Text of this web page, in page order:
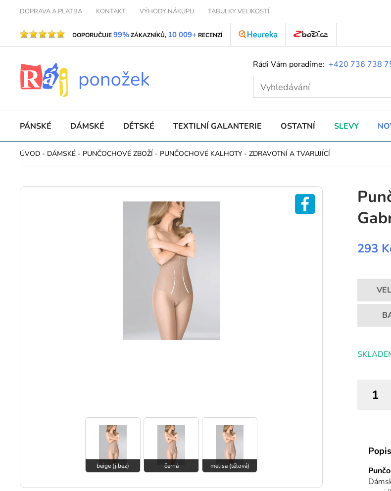
DOPRAVA A PLATBA KONTAKT VÝHODY NÁKUPU TABULKY VELIKOSTÍ
DOPORUČUJE99%ZÁKAZNÍKŮ, 10 009+ RECENZÍ
Rádi Vám poradíme: +420 736 738
PÁNSKÉ DÁMSKÉ DĚTSKÉ TEXTILNÍ GALANTERIE OSTATNÍ SLEVY
ÚVOD - DÁMSKÉ - PUNČOCHOVÉ ZBOŽÍ - PUNČOCHOVÉ KALHOTY -ZDRAVOTNÍ A TVARUJÍCÍ
beige (j.bez) černá melisa (tělová)
293